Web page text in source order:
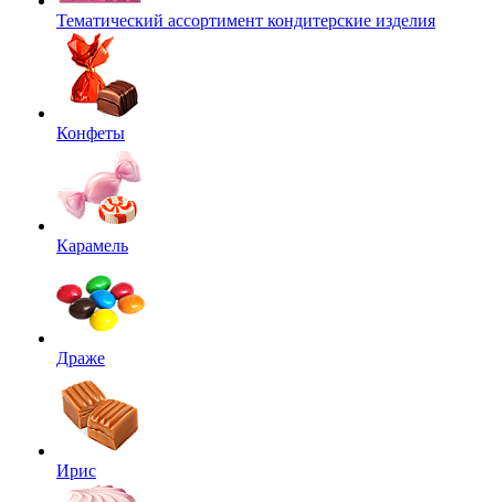
Тематический ассортимент кондитерские изделия
Конфеты
Карамель
Драже
Ирис